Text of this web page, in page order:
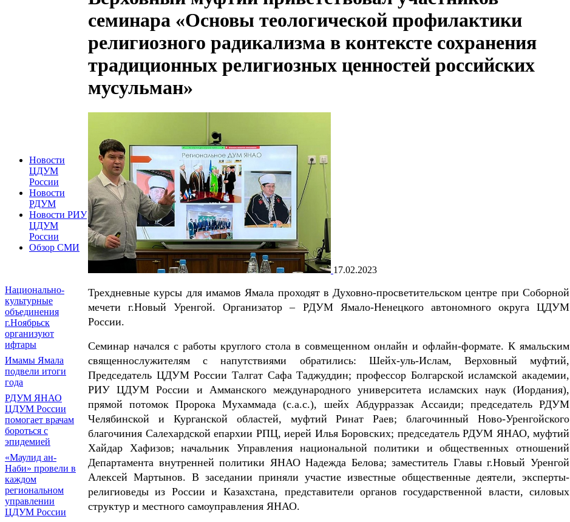
Новости
ЦДУМ
России
Новости
РДУМ
Новости РИУ
ЦДУМ
России
Обзор СМИ
Национально-
культурные
объединения
г.Ноябрьск
организуют
ифтары
Имамы Ямала
подвели итоги
года
РДУМ ЯНАО
ЦДУМ России
помогает врачам
бороться с
эпидемией
«Маулид ан-
Наби» провели в
каждом
региональном
управлении
ЦДУМ России
семинара «Основы теологической профилактики
религиозного радикализма в контексте сохранения
традиционных религиозных ценностей российских
мусульман»
17.02.2023
Трехдневные курсы для имамов Ямала проходят в Духовно-просветительском центре при Соборной
мечети г.Новый Уренгой. Организатор – РДУМ Ямало-Ненецкого автономного округа ЦДУМ
России.
Семинар начался с работы круглого стола в совмещенном онлайн и офлайн-формате. К ямальским
священнослужителям с напутствиями обратились: Шейх-уль-Ислам, Верховный муфтий,
Председатель ЦДУМ России Талгат Сафа Таджуддин; профессор Болгарской исламской академии,
РИУ ЦДУМ России и Амманского международного университета исламских наук (Иордания),
прямой потомок Пророка Мухаммада (с.а.с.), шейх Абдурраззак Ассаиди; председатель РДУМ
Челябинской и Курганской областей, муфтий Ринат Раев; благочинный Ново-Уренгойского
благочиния Салехардской епархии РПЦ, иерей Илья Боровских; председатель РДУМ ЯНАО, муфтий
Хайдар Хафизов; начальник Управления национальной политики и общественных отношений
Департамента внутренней политики ЯНАО Надежда Белова; заместитель Главы г.Новый Уренгой
Алексей Мартынов. В заседании приняли участие известные общественные деятели, эксперты-
религиоведы из России и Казахстана, представители органов государственной власти, силовых
структур и местного самоуправления ЯНАО.